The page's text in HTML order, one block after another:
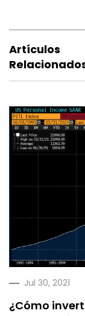
Artículos
Jul 30, 2021
¿Cómo